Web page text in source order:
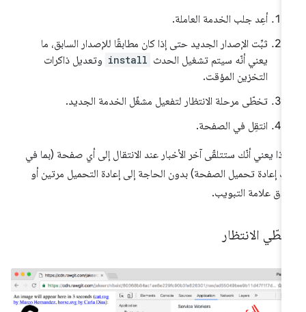
أعِد جلب الخدمة العاملة.
ثبِّت الإصدار الجديد حتى إذا كان مطابقًا للإصدار السابق، ما
يعني أنّه سيتم تشغيل الحدث install وتعديل ذاكرات
التخزين المؤقت.
تخطّى مرحلة الانتظار لتفعيل مشغّل الخدمة الجديد.
انتقِل في الصفحة.
يعني أنّك ستتلقّى آخر الأخبار عند الانتقال إلى أي صفحة (بما في
إعادة تحميل الصفحة) بدون الحاجة إلى إعادة التحميل مرتين أو
علامة التبويب.
الانتظار